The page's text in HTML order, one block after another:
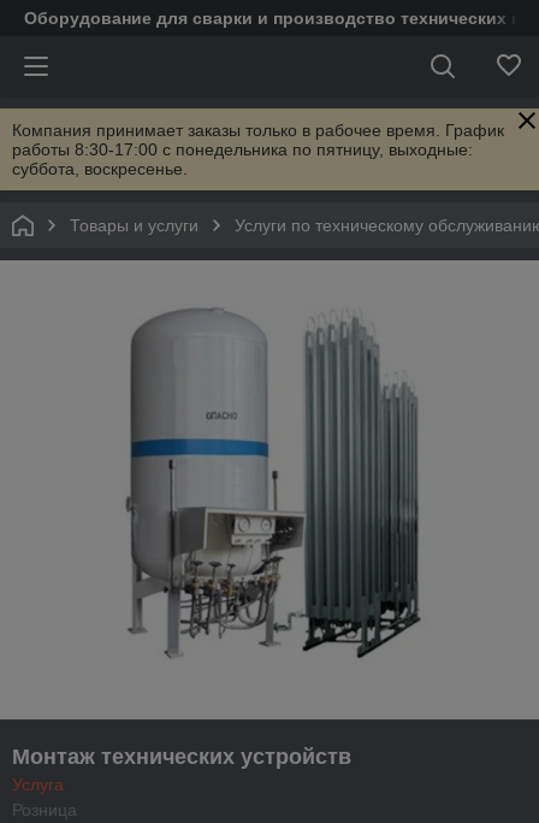
Оборудование для сварки и производство технических
Компания принимает заказы только в рабочее время. График
работы 8:30-17:00 с понедельника по пятницу, выходные:
суббота, воскресенье.
Товары и услуги Услуги по техническому
Монтаж технических устройств
Услуга
Розница